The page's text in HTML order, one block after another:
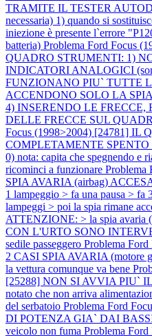
TRAMITE IL TESTER
necessaria) 1) quando si
iniezione è presente l`errore
batteria) Problema Ford Focus
QUADRO STRUMENTI: 1)
INDICATORI ANALOGICI
FUNZIONANO PIU` TUTTE
ACCENDONO SOLO LA
4) INSERENDO LE FRECCE,
DELLE FRECCE SUL
Focus (1998>2004) [24781] IL
COMPLETAMENTE SPENTO
0) nota: capita che spegnendo e
ricominci a funzionare Problema
SPIA AVARIA (airbag)
1 lampeggio > fa una pausa > fa
lampeggi > poi la spia rimane
ATTENZIONE: > la spia avaria
CON L'URTO SONO
sedile passeggero Problema
2 CASI SPIA AVARIA (motore
la vettura comunque va bene
[25288] NON SI AVVIA PIU`
notato che non arriva
del serbatoio Problema Ford
DI POTENZA GIA` DAI
veicolo non fuma Problema